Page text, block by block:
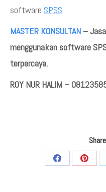
software SPSS
MASTER KONSULTAN –
menggunakan software
terpercaya.
ROY NUR HALIM –
Share
Share